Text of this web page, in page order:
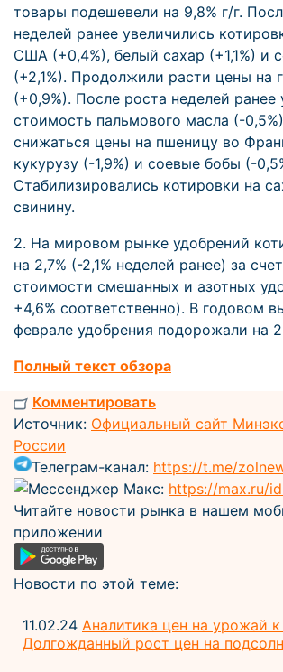
товары подешевели на 9,8% г/г.
неделей ранее увеличились
США (+0,4%), белый сахар (+1,1%) и
(+2,1%). Продолжили расти цены на
(+0,9%). После роста неделей ранее
стоимость пальмового масла (-
снижаться цены на пшеницу во
кукурузу (-1,9%) и соевые бобы (-
Стабилизировались котировки на
свинину.
2. На мировом рынке удобрений
на 2,7% (-2,1% неделей ранее) за
стоимости смешанных и азотных
+4,6% соответственно). В годовом
феврале удобрения подорожали на
Полный текст обзора
Комментировать
Источник: Официальный сайт
России
Телеграм-канал: https://t.me/
Мессенджер Макс: https://max.ru/
Читайте новости рынка в нашем
приложении
Новости по этой теме:
11.02.24 Аналитика цен на урожай
Долгожданный рост цен на